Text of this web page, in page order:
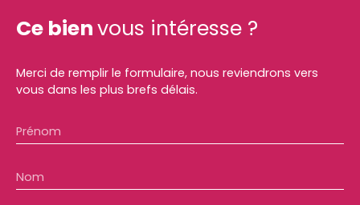
Ce bienvous intéresse ?
Merci de remplir le formulaire, nous reviendrons vers
vous dans les plus brefs délais.
Prénom
Nom